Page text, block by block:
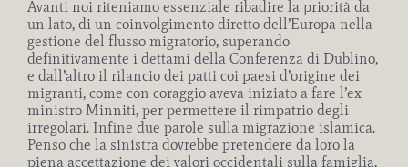
Avanti noi riteniamo essenziale ribadire la priorità da
un lato, di un coinvolgimento diretto dell’Europa nella
gestione del flusso migratorio, superando
definitivamente i dettami della Conferenza di Dublino,
e dall’altro il rilancio dei patti coi paesi d’origine dei
migranti, come con coraggio aveva iniziato a fare l’ex
ministro Minniti, per permettere il rimpatrio degli
irregolari. Infine due parole sulla migrazione islamica.
Penso che la sinistra dovrebbe pretendere da loro la
piena accettazione dei valori occidentali sulla famiglia,